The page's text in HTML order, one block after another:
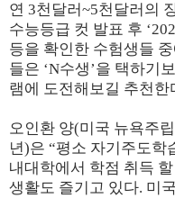
연 3천달러~5천달러의
수능등급 컷 발표 후
등을 확인한 수험생들
들은 ‘N수생’을 택하기
램에 도전해보길 추천한
오인환 양(미국 뉴욕주
년)은 “평소 자기주도학
내대학에서 학점 취득
생활도 즐기고 있다. 미